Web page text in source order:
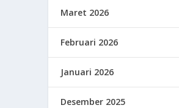
Maret 2026
Februari 2026
Januari 2026
Desember 2025